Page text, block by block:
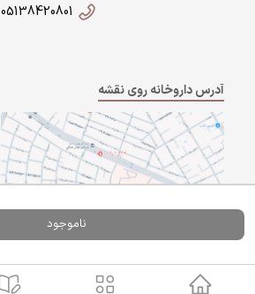
ناموجود
05138420801
آدرس داروخانه روی نقشه
A Pluss
Powered By